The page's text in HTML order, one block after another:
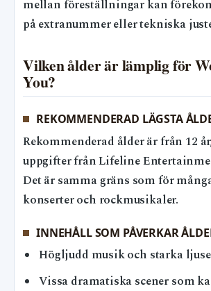
mellan föreställningar kan
på extranummer eller tekniska
Vilken ålder är lämplig för
You?
REKOMMENDERAD LÄGSTA
Rekommenderad ålder är från 12
uppgifter från Lifeline
Det är samma gräns som för
konserter och rockmusikaler.
INNEHÅLL SOM PÅVERKAR
Högljudd musik och starka
Vissa dramatiska scener som